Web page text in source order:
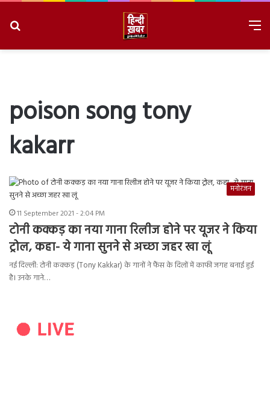
poison song tony
kakarr
मनोरंजन
11 September 2021 - 2:04 PM
टोनी कक्कड़ का नया गाना रिलीज होने पर यूजर ने किया
ट्रोल, कहा- ये गाना सुनने से अच्छा जहर खा लूं
नई दिल्ली: टोनी कक्कड़ (Tony Kakkar) के गानों ने फैंस के दिलों में काफी जगह बनाई हुई
है। उनके गाने…